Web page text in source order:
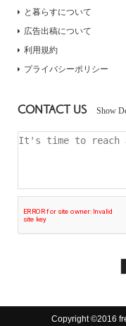
と暮らすについて
広告出稿について
利用規約
プライバシーポリシー
CONTACT US Show
Copyright ©2016